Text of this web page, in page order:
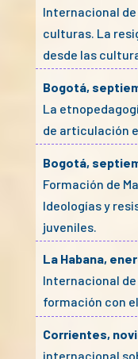
Internacional
culturas. La
desde las
Bogotá,
La
de articulación
Bogotá,
Formación de
Ideologías y
juveniles.
La Habana,
Internacional de
formación con
Corrientes,
internacional